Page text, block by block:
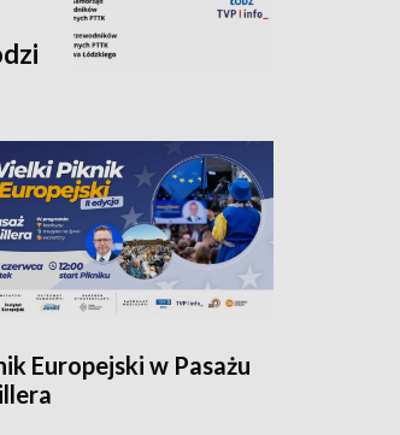
Europejski w Pasażu